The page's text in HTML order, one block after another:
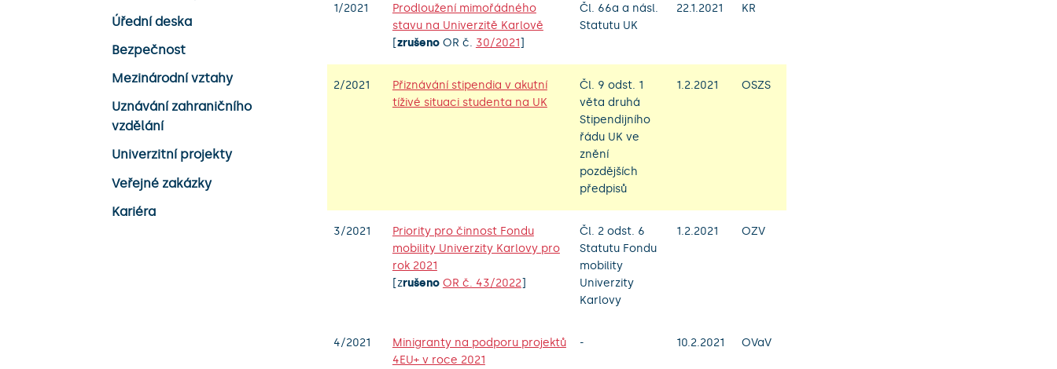
Úřední deska
Bezpečnost
Mezinárodní vztahy
Uznávání zahraničního
vzdělání
Univerzitní projekty
Veřejné zakázky
Kariéra
1/2021
Prodloužení mimořádného
stavu na Univerzitě Karlově
[zrušenoOR č. 30/2021]
Čl. 66a a násl.
Statutu UK
22.1.2021 KR
2/2021
Přiznávání stipendia v akutní
tíživé situaci studenta na UK
Čl. 9 odst. 1
věta druhá
Stipendijního
řádu UK ve
znění
pozdějších
předpisů
1.2.2021 OSZS
3/2021
Priority pro činnost Fondu
mobility Univerzity Karlovy pro
rok 2021
[zrušeno OR č. 43/2022]
Čl. 2 odst. 6
Statutu Fondu
mobility
Univerzity
Karlovy
1.2.2021 OZV
4/2021
Minigranty na podporu projektů
4EU+ v roce 2021
- 10.2.2021 OVaV